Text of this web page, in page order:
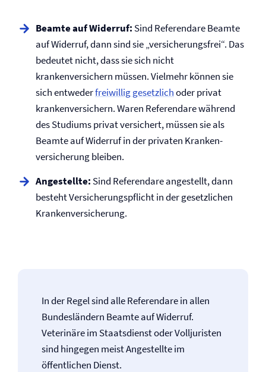
Beamte auf Widerruf: Sind Referendare Beamte
auf Widerruf, dann sind sie „­versicherungsfrei“. Das
bedeutet nicht, dass sie sich nicht
krankenversichern müssen. Vielmehr können sie
sich entwederfreiwillig gesetzlichoder privat
krankenversichern. Waren Referendare während
des Studiums privat versichert, müssen sie als
Beamte auf Widerruf in der privaten Kranken­
versicherung bleiben.
Angestellte: Sind Referendare angestellt, dann
besteht Versicherungspflicht in der gesetzlichen
Kranken­versicherung.
In der Regel sind alle Referendare in allen
Bundesländern Beamte auf Widerruf.
Veterinäre im Staatsdienst oder Volljuristen
sind hingegen meist Angestellte im
öffentlichen Dienst.